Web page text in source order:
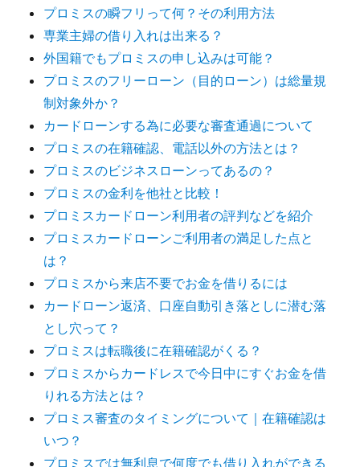
プロミスの瞬フリって何？その利用方法
専業主婦の借り入れは出来る？
外国籍でもプロミスの申し込みは可能？
プロミスのフリーローン（目的ローン）は総量規
制対象外か？
カードローンする為に必要な審査通過について
プロミスの在籍確認、電話以外の方法とは？
プロミスのビジネスローンってあるの？
プロミスの金利を他社と比較！
プロミスカードローン利用者の評判などを紹介
プロミスカードローンご利用者の満足した点と
は？
プロミスから来店不要でお金を借りるには
カードローン返済、口座自動引き落としに潜む落
とし穴って？
プロミスは転職後に在籍確認がくる？
プロミスからカードレスで今日中にすぐお金を借
りれる方法とは？
プロミス審査のタイミングについて｜在籍確認は
いつ？
プロミスでは無利息で何度でも借り入れができる